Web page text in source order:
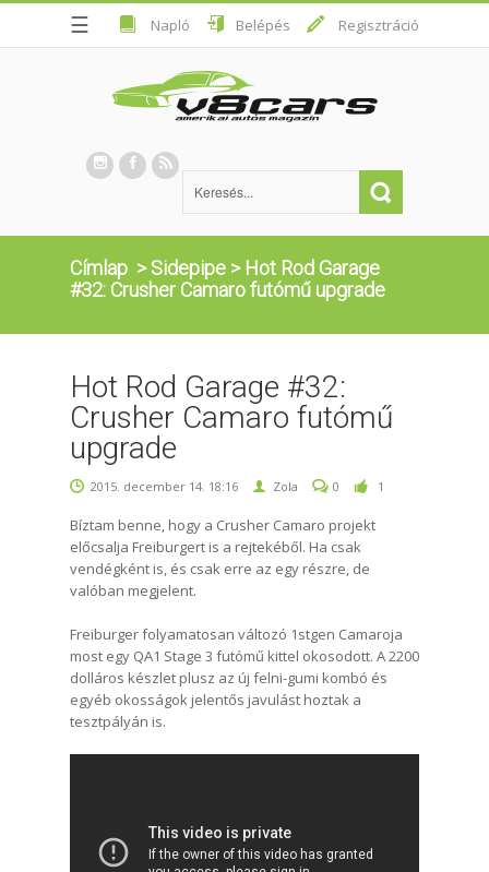
☰ Napló Belépés Regisztráció
Címlap >Sidepipe > Hot Rod Garage
#32: Crusher Camaro futómű upgrade
Hot Rod Garage #32:
Crusher Camaro futómű
upgrade
2015. december 14. 18:16 Zola 0 1
Bíztam benne, hogy a Crusher Camaro projekt
előcsalja Freiburgert is a rejtekéből. Ha csak
vendégként is, és csak erre az egy részre, de
valóban megjelent.
Freiburger folyamatosan változó 1stgen Camaroja
most egy QA1 Stage 3 futómű kittel okosodott. A 2200
dolláros készlet plusz az új felni-gumi kombó és
egyéb okosságok jelentős javulást hoztak a
tesztpályán is.